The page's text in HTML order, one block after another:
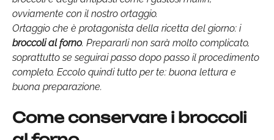
ovviamente con il nostro ortaggio.
Ortaggio che è protagonista della ricetta del giorno: i
broccoli al forno. Prepararli non sarà molto complicato,
soprattutto se seguirai passo dopo passo il procedimento
completo. Eccolo quindi tutto per te: buona lettura e
buona preparazione.
Come conservare i broccoli